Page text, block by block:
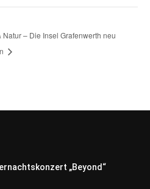
Natur – Die Insel Grafenwerth neu
„Beyond“